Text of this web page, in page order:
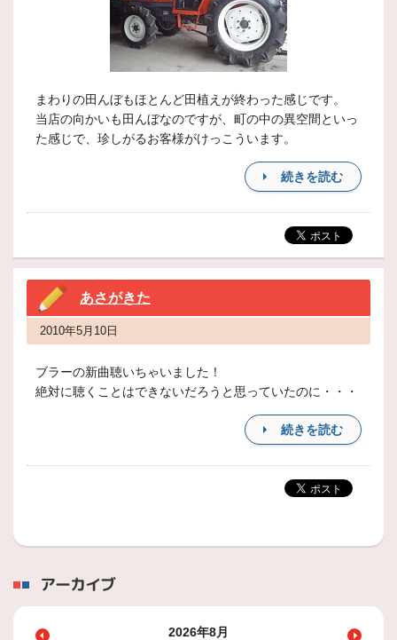
まわりの田んぼもほとんど田植えが終わった感じです。
当店の向かいも田んぼなのですが、町の中の異空間といっ
た感じで、珍しがるお客様がけっこういます。
続きを読む
あさがきた
2010年5月10日
ブラーの新曲聴いちゃいました！
絶対に聴くことはできないだろうと思っていたのに・・・
続きを読む
アーカイブ
2026年8月